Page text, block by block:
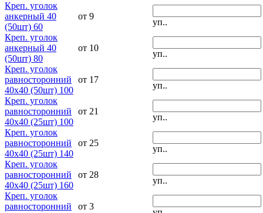
Креп. уголок
анкерный 40
(50шт) 60
от 9
уп..
Креп. уголок
анкерный 40
(50шт) 80
от 10
уп..
Креп. уголок
равносторонний
40х40 (50шт) 100
от 17
уп..
Креп. уголок
равносторонний
40х40 (25шт) 100
от 21
уп..
Креп. уголок
равносторонний
40х40 (25шт) 140
от 25
уп..
Креп. уголок
равносторонний
40х40 (25шт) 160
от 28
уп..
Креп. уголок
равносторонний
от 3